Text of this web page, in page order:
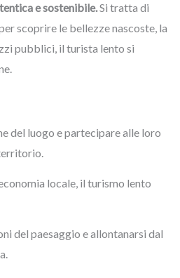
e sostenibile.Si tratta di
scoprire le bellezze nascoste, la
pubblici, il turista lento si
del luogo e partecipare alle loro
locale, il turismo lento
del paesaggio e allontanarsi dal